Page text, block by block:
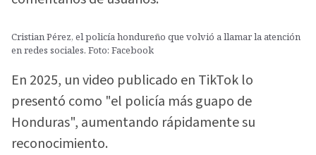
Cristian Pérez, el policía hondureño que volvió a llamar la atención
en redes sociales. Foto: Facebook
En 2025, un video publicado en TikTok lo
presentó como "el policía más guapo de
Honduras", aumentando rápidamente su
reconocimiento.